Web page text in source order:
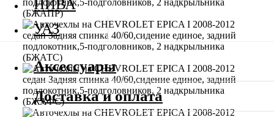
НИВА
УАЗ
Аксессуары
Доставка и оплата